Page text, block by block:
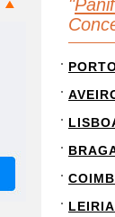
"
LEIRIA